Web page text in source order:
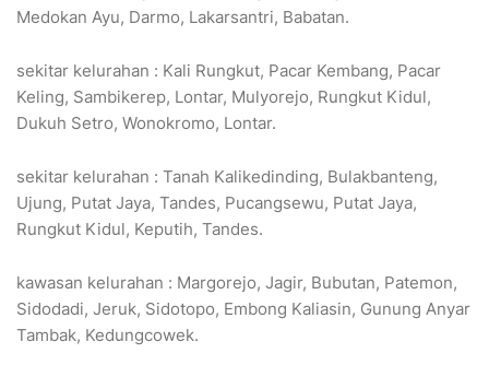
Medokan Ayu, Darmo, Lakarsantri, Babatan.
sekitar kelurahan : Kali Rungkut, Pacar Kembang, Pacar
Keling, Sambikerep, Lontar, Mulyorejo, Rungkut Kidul,
Dukuh Setro, Wonokromo, Lontar.
sekitar kelurahan : Tanah Kalikedinding, Bulakbanteng,
Ujung, Putat Jaya, Tandes, Pucangsewu, Putat Jaya,
Rungkut Kidul, Keputih, Tandes.
kawasan kelurahan : Margorejo, Jagir, Bubutan, Patemon,
Sidodadi, Jeruk, Sidotopo, Embong Kaliasin, Gunung Anyar
Tambak, Kedungcowek.